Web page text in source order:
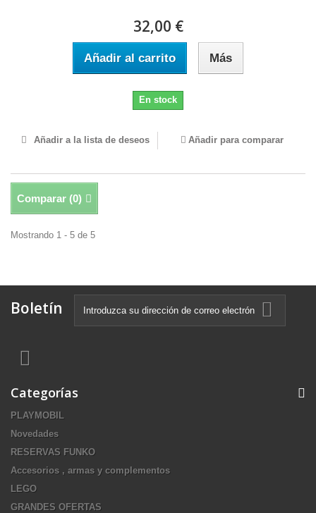
32,00 €
Añadir al carrito Más
En stock
Añadir a la lista de deseos Añadir para comparar
Comparar (0)
Mostrando 1 - 5 de 5
Boletín
Categorías
PLAYMOBIL
Novedades
RESERVAS FUNKO
Accesorios , armas y complementos
LEGO
GRANDES OFERTAS